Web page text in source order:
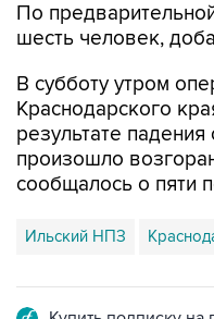
По
шесть человек,
В субботу утром
Краснодарского
результате
произошло
сообщалось о пяти
Ильский НПЗ